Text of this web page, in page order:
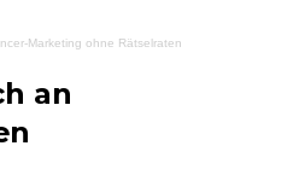
Marketing ohne Rätselraten
an